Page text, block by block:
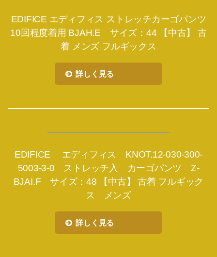
EDIFICE エディフィス ストレッチカーゴパンツ
10回程度着用 BJAH.E サイズ：44 【中古】 古
着 メンズ フルギックス
詳しく見る
EDIFICE エディフィス KNOT.12-030-300-
5003-3-0 ストレッチ入 カーゴパンツ Z-
BJAI.F サイズ：48 【中古】 古着 フルギック
ス メンズ
詳しく見る